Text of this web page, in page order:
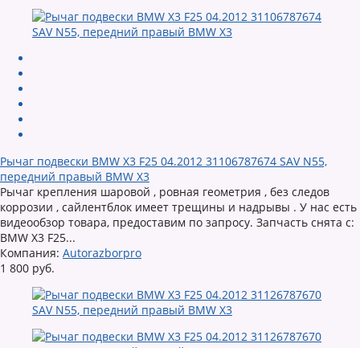
Рычаг подвески BMW X3 F25 04.2012 31106787674 SAV N55,
передний правый BMW X3
Рычаг крепления шаровой , ровная геометрия , без следов
коррозии , сайлентблок имеет трещины и надрывы . У нас есть
видеообзор товара, предоставим по запросу. Запчасть снята с:
BMW X3 F25...
Компания: Autorazborpro
1 800 руб.